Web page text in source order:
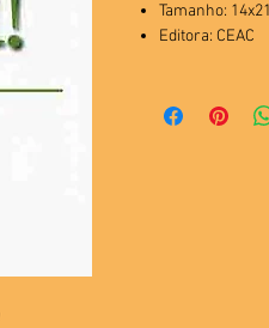
Tamanho:
Editora: CEAC